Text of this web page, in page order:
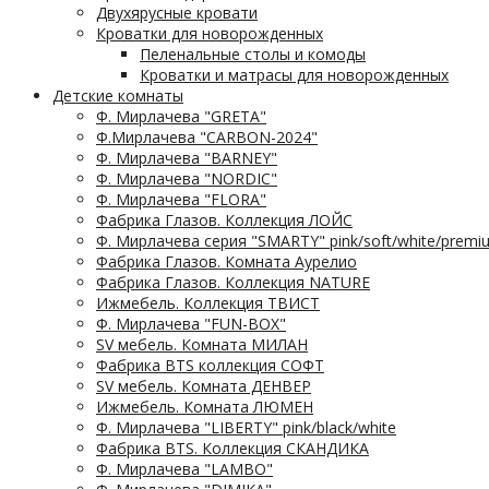
Двухярусные кровати
Кроватки для новорожденных
Пеленальные столы и комоды
Кроватки и матрасы для новорожденных
Детские комнаты
Ф. Мирлачева "GRETA"
Ф.Мирлачева "CARBON-2024"
Ф. Мирлачева "BARNEY"
Ф. Мирлачева "NORDIC"
Ф. Мирлачева "FLORA"
Фабрика Глазов. Коллекция ЛОЙС
Ф. Мирлачева серия "SMARTY" pink/soft/white/
Фабрика Глазов. Комната Аурелио
Фабрика Глазов. Коллекция NATURE
Ижмебель. Коллекция ТВИСТ
Ф. Мирлачева "FUN-BOX"
SV мебель. Комната МИЛАН
Фабрика BTS коллекция СОФТ
SV мебель. Комната ДЕНВЕР
Ижмебель. Комната ЛЮМЕН
Ф. Мирлачева "LIBERTY" pink/black/white
Фабрика BTS. Коллекция СКАНДИКА
Ф. Мирлачева "LAMBO"